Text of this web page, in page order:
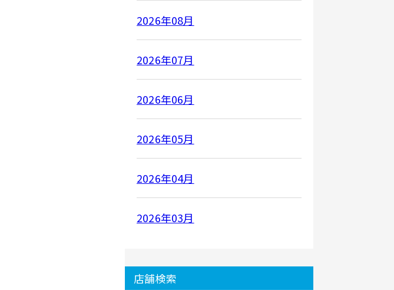
2026年08月
2026年07月
2026年06月
2026年05月
2026年04月
2026年03月
店舗検索